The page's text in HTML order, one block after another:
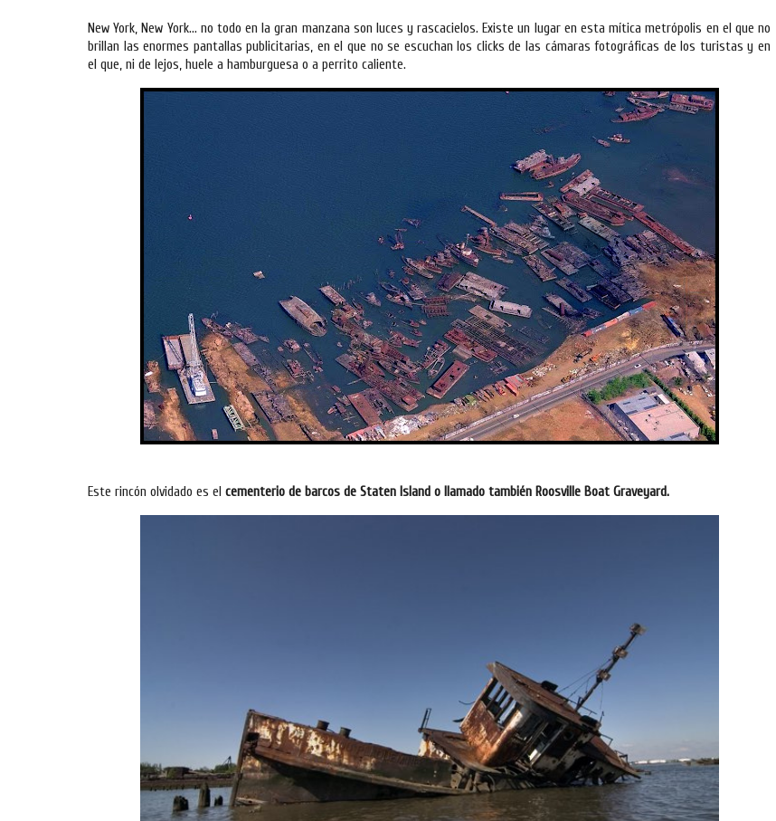
New York, New York… no todo en la gran manzana son luces y rascacielos. Existe un lugar en esta mítica metrópolis en el que no
brillan las enormes pantallas publicitarias, en el que no se escuchan los clicks de las cámaras fotográficas de los turistas y en
el que, ni de lejos, huele a hamburguesa o a perrito caliente.
Este rincón olvidado es el cementerio de barcos de Staten Island o llamado también Roosville Boat Graveyard.